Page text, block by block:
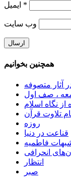
*
وب‌ سایت
همچنین بخوانیم
آثار متصوفه
، صف اول
از نگاه اسلام
تلاوت قرآن
روزه
قناعت در دنیا
فاطمیه
انحرافی
انتظار
صبر